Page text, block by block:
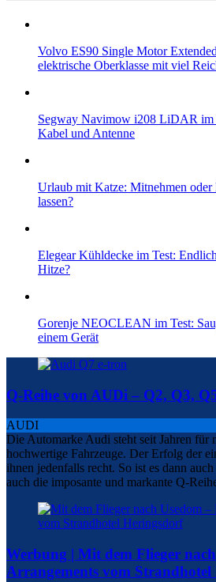
Volvo ES90 Single Motor
elektrische Oberklasse mit viel
Segway Navimow i208 LiDAR im
Kabel und Antenne
Urlaub mit Katze: Mitnehmen oder
lassen?
Elegear Kühldecke im Test:
Hitze?
Gorenje NEOCLEAN im Test:
einem Gerät
Q-Reihe von AUDi – Q2, Q3,
AUDI
Die Automarke Audi steht seit Jahren für
hochwertige Fahrzeuge. Der Erfolg der
ihnen jedenfalls recht. So ist es dann
auch die imposante und markante Q-
Werbung | Mit dem Flieger
Arrangements vom